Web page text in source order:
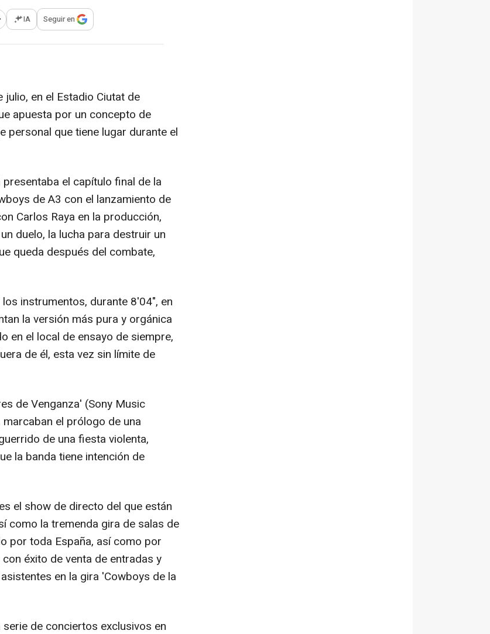
opciones para compartir
IA Seguir en
en el Estadio Ciutat de
apuesta por un concepto de
personal que tiene lugar durante el
el capítulo final de la
de A3 con el lanzamiento de
Carlos Raya en la producción,
duelo, la lucha para destruir un
queda después del combate,
instrumentos, durante 8'04", en
la versión más pura y orgánica
en el local de ensayo de siempre,
de él, esta vez sin límite de
de Venganza' (Sony Music
el prólogo de una
de una fiesta violenta,
la banda tiene intención de
el show de directo del que están
como la tremenda gira de salas de
por toda España, así como por
éxito de venta de entradas y
en la gira 'Cowboys de la
de conciertos exclusivos en